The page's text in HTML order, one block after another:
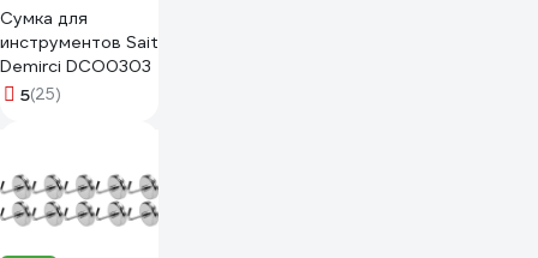
Сумка для
инструментов Sait
Demirci DCO0303
5(25)